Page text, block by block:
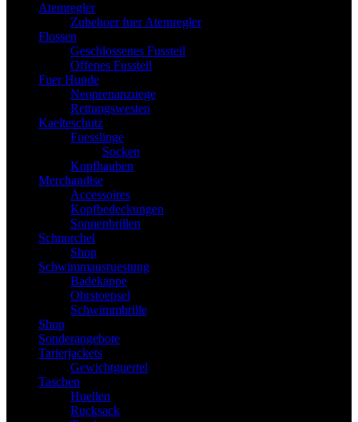
Atemregler
Zubehoer fuer Atemregler
Flossen
Geschlossenes Fussteil
Offenes Fussteil
Fuer Hunde
Neoprenanzuege
Rettungswesten
Kaelteschutz
Fuesslinge
Socken
Kopfhauben
Merchandise
Accessoires
Kopfbedeckungen
Sonnenbrillen
Schnorchel
Shop
Schwimmausruestung
Badekappe
Ohrstoepsel
Schwimmbrille
Shop
Sonderangebote
Tarierjackets
Gewichtguertel
Taschen
Huellen
Rucksack